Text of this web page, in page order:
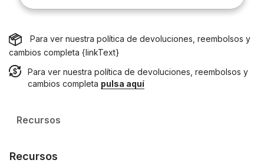
Para ver nuestra política de devoluciones, reembolsos y
cambios completa {linkText}
Para ver nuestra política de devoluciones, reembolsos y
cambios completa pulsa aquí
Recursos
Recursos